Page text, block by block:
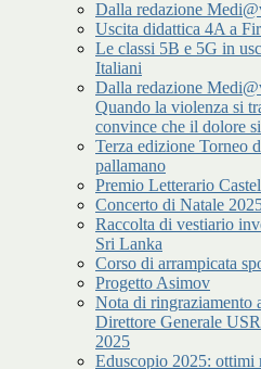
Dalla redazione
Uscita didattica 4A a
Le classi 5B e 5G in
Italiani
Dalla redazione
Quando la violenza si
convince che il dolore
Terza edizione Torneo
pallamano
Premio Letterario
Concerto di Natale
Raccolta di vestiario
Sri Lanka
Corso di arrampicata
Progetto Asimov
Nota di
Direttore Generale
2025
Eduscopio 2025: